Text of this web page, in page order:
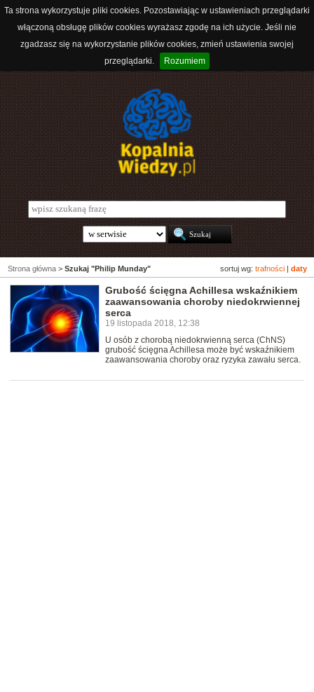
Ta strona wykorzystuje pliki cookies. Pozostawiając w ustawieniach przeglądarki
włączoną obsługę plików cookies wyrażasz zgodę na ich użycie. Jeśli nie
zgadzasz się na wykorzystanie plików cookies, zmień ustawienia swojej
przeglądarki.
Rozumiem
sortuj wg: trafności daty
Strona główna > Szukaj "Philip Munday"
Grubość ścięgna Achillesa wskaźnikiem
zaawansowania choroby niedokrwiennej
serca
19 listopada 2018, 12:38
U osób z chorobą niedokrwienną serca (ChNS)
grubość ścięgna Achillesa może być wskaźnikiem
zaawansowania choroby oraz ryzyka zawału serca.